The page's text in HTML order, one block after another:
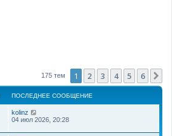
175 тем 1 2 3 4 5 6
ПОСЛЕДНЕЕ СООБЩЕНИЕ
kolinz
04 июл 2026, 20:28